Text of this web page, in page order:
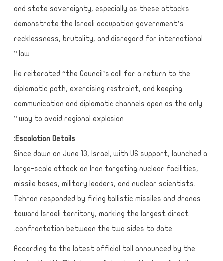
and state sovereignty, especially as these attacks
demonstrate the Israeli occupation government’s
recklessness, brutality, and disregard for international
law.”
He reiterated “the Council’s call for a return to the
diplomatic path, exercising restraint, and keeping
communication and diplomatic channels open as the only
way to avoid regional explosion.”
Escalation Details:
Since dawn on June 13, Israel, with US support, launched a
large-scale attack on Iran targeting nuclear facilities,
missile bases, military leaders, and nuclear scientists.
Tehran responded by firing ballistic missiles and drones
toward Israeli territory, marking the largest direct
confrontation between the two sides to date.
According to the latest official toll announced by the